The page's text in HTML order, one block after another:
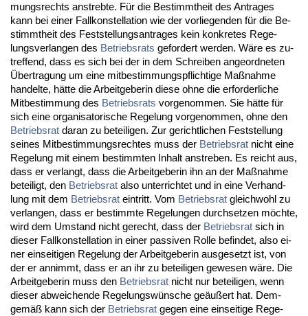
mungs­rechts an­streb­te. Für die Be­stimmt­heit des An­tra­ges
kann bei ei­ner Fall­kon­stel­la­ti­on wie der vor­lie­gen­den für die Be­
stimmt­heit des Fest­stel­lungs­an­tra­ges kein kon­kre­tes Re­ge­
lungs­ver­lan­gen des Be­triebs­rats ge­for­dert wer­den. Wäre es zu­
tref­fend, dass es sich bei der in dem Schrei­ben an­ge­ord­ne­ten
Über­tra­gung um ei­ne mit­be­stim­mungs­pflich­ti­ge Maßnah­me
han­del­te, hätte die Ar­beit­ge­be­rin die­se oh­ne die er­for­der­li­che
Mit­be­stim­mung des Be­triebs­rats vor­ge­nom­men. Sie hätte für
sich ei­ne or­ga­ni­sa­to­ri­sche Re­ge­lung vor­ge­nom­men, oh­ne den
Be­triebs­rat dar­an zu be­tei­li­gen. Zur ge­richt­li­chen Fest­stel­lung
sei­nes Mit­be­stim­mungs­rech­tes muss der Be­triebs­rat nicht ei­ne
Re­ge­lung mit ei­nem be­stimm­ten In­halt an­stre­ben. Es reicht aus,
dass er ver­langt, dass die Ar­beit­ge­be­rin ihn an der Maßnah­me
be­tei­ligt, den Be­triebs­rat al­so un­ter­rich­tet und in ei­ne Ver­hand­
lung mit dem Be­triebs­rat ein­tritt. Vom Be­triebs­rat gleich­wohl zu
ver­lan­gen, dass er be­stimm­te Re­ge­lun­gen durch­set­zen möch­te,
wird dem Um­stand nicht ge­recht, dass der Be­triebs­rat sich in
die­ser Fall­kon­stel­la­ti­on in ei­ner pas­si­ven Rol­le be­fin­det, al­so ei­
ner ein­sei­ti­gen Re­ge­lung der Ar­beit­ge­be­rin aus­ge­setzt ist, von
der er an­nimmt, dass er an ihr zu be­tei­li­gen ge­we­sen wäre. Die
Ar­beit­ge­be­rin muss den Be­triebs­rat nicht nur be­tei­li­gen, wenn
die­ser ab­wei­chen­de Re­ge­lungswünsche geäußert hat. Dem­
gemäß kann sich der Be­triebs­rat ge­gen ei­ne ein­sei­ti­ge Re­ge­